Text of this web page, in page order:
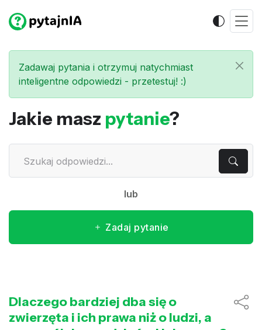
Zadawaj pytania i otrzymuj natychmiast
inteligentne odpowiedzi - przetestuj! :)
Jakie masz pytanie?
lub
Zadaj pytanie
Dlaczego bardziej dba się o
zwierzęta i ich prawa niż o ludzi, a